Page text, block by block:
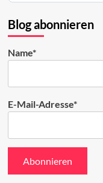
Bluesky
ansehen
Blog abonnieren
Name*
E-Mail-Adresse*